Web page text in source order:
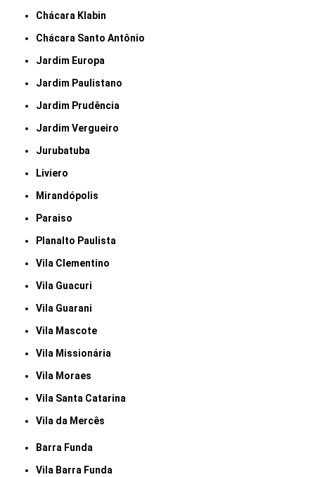
Chácara Klabin
Chácara Santo Antônio
Jardim Europa
Jardim Paulistano
Jardim Prudência
Jardim Vergueiro
Jurubatuba
Liviero
Mirandópolis
Paraiso
Planalto Paulista
Vila Clementino
Vila Guacuri
Vila Guarani
Vila Mascote
Vila Missionária
Vila Moraes
Vila Santa Catarina
Vila da Mercês
Barra Funda
Vila Barra Funda